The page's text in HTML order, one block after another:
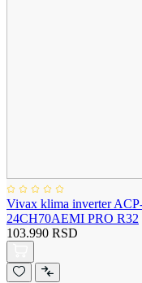
Vivax klima inverter
24CH70AEMI PRO R32
103.990 RSD